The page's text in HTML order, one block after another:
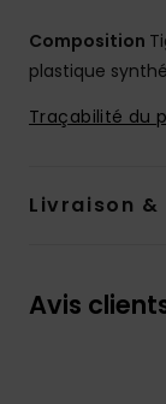
Composition
plastique
Traçabilité du
Livraison &
Avis